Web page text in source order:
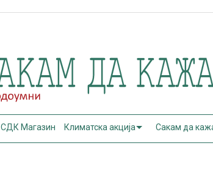
СДК Магазин Климатска акција Сакам да